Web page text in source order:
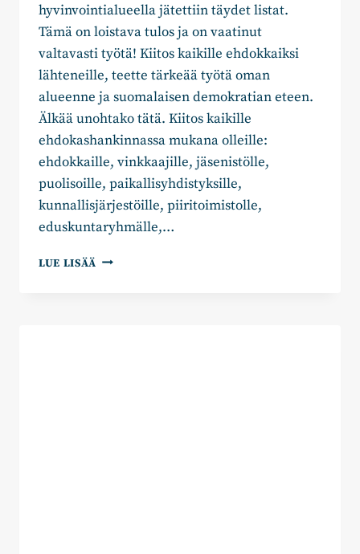
hyvinvointialueella jätettiin täydet listat.
Tämä on loistava tulos ja on vaatinut
valtavasti työtä! Kiitos kaikille ehdokkaiksi
lähteneille, teette tärkeää työtä oman
alueenne ja suomalaisen demokratian eteen.
Älkää unohtako tätä. Kiitos kaikille
ehdokashankinnassa mukana olleille:
ehdokkaille, vinkkaajille, jäsenistölle,
puolisoille, paikallisyhdistyksille,
kunnallisjärjestöille, piiritoimistolle,
eduskuntaryhmälle,…
LUE LISÄÄ KAAKKOIS-